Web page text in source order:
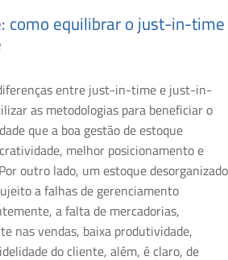
como equilibrar o just-in-time
entre just-in-time e just-in-
as metodologias para beneficiar o
que a boa gestão de estoque
melhor posicionamento e
outro lado, um estoque desorganizado
a falhas de gerenciamento
a falta de mercadorias,
nas vendas, baixa produtividade,
do cliente, além, é claro, de